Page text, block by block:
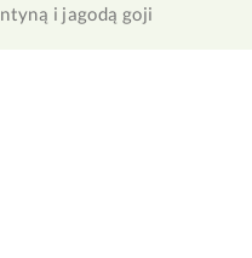
i jagodą goji